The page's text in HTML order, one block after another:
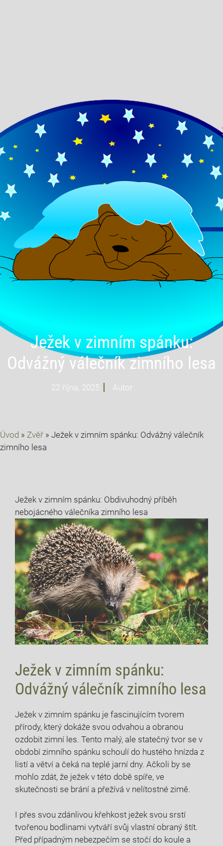
Ježek v zimním spánku:
Odvážný válečník zimního lesa
22 října, 2025 Autor
Úvod » Zvěř » Ježek v zimním spánku: Odvážný válečník
zimního lesa
Ježek v zimním spánku: Obdivuhodný příběh
nebojácného válečníka zimního lesa
Ježek v zimním spánku:
Odvážný válečník zimního lesa
Ježek v zimním spánku je fascinujícím tvorem
přírody, který dokáže svou odvahou a obranou
ozdobit zimní les. Tento malý, ale statečný tvor se v
období zimního spánku schoulí do hustého hnízda z
listí a větví a čeká na teplé jarní dny. Ačkoli by se
mohlo zdát, že ježek v této době spíře, ve
skutečnosti se brání a přežívá v nelítostné zimě.
I přes svou zdánlivou křehkost ježek svou srstí
tvořenou bodlinami vytváří svůj vlastní obraný štít.
Před případným nebezpečím se stočí do koule a